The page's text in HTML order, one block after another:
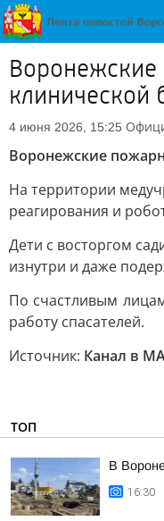
Воронежские
4 июня 2026, 15:25
Воронежские
На территории
реагирования и
Дети с восторгом
изнутри и даже
По счастливым
работу спасателей.
Источник: Канал в
ТОП
В
16:30